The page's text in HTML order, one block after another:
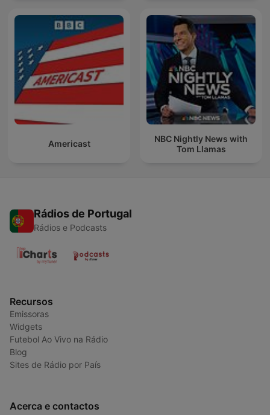
Americast
NBC Nightly News with
Tom Llamas
Rádios de Portugal
Rádios e Podcasts
Recursos
Emissoras
Widgets
Futebol Ao Vivo na Rádio
Blog
Sites de Rádio por País
Acerca e contactos